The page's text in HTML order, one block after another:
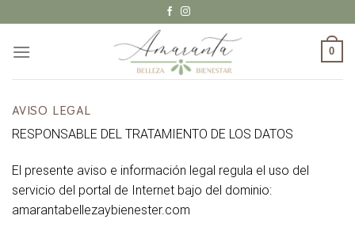
al
contenido
0
AVISO LEGAL
RESPONSABLE DEL TRATAMIENTO DE LOS DATOS
El presente aviso e información legal regula el uso del
servicio del portal de Internet bajo del dominio:
amarantabellezaybienester.com